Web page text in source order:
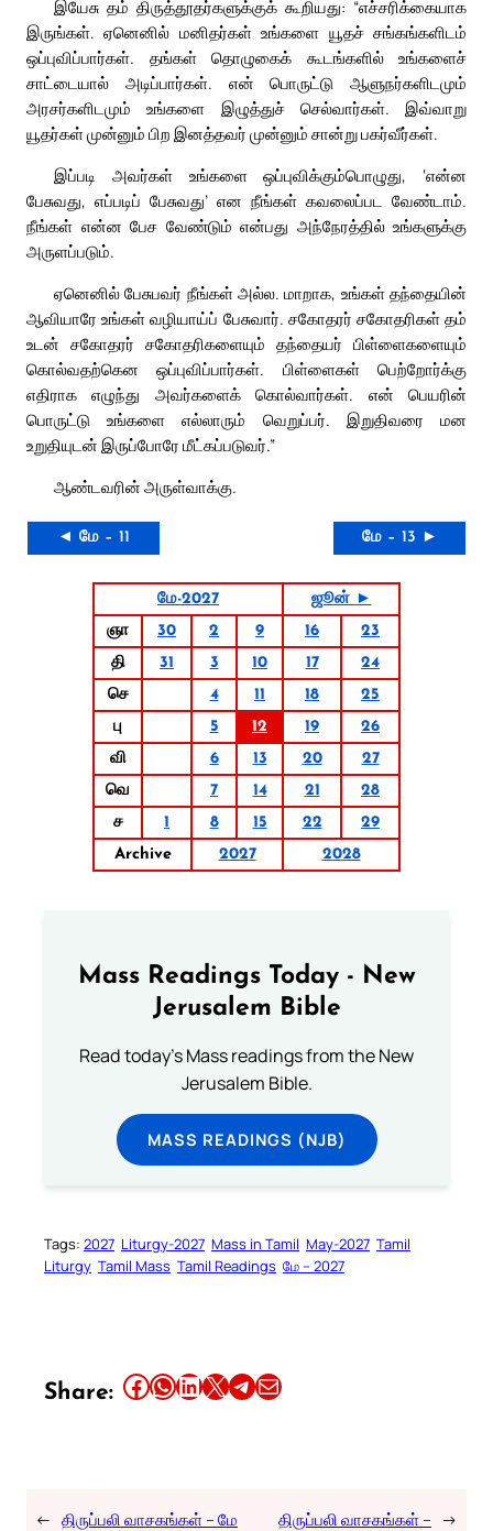
இயேசு தம் திருத்தூதர்களுக்குக் கூறியது: “எச்சரிக்கையாக
இருங்கள். ஏனெனில் மனிதர்கள் உங்களை யூதச் சங்கங்களிடம்
ஒப்புவிப்பார்கள். தங்கள் தொழுகைக் கூடங்களில் உங்களைச்
சாட்டையால் அடிப்பார்கள். என் பொருட்டு ஆளுநர்களிடமும்
அரசர்களிடமும் உங்களை இழுத்துச் செல்வார்கள். இவ்வாறு
யூதர்கள் முன்னும் பிற இனத்தவர் முன்னும் சான்று பகர்வீர்கள்.
இப்படி அவர்கள் உங்களை ஒப்புவிக்கும்பொழுது, ‘என்ன
பேசுவது, எப்படிப் பேசுவது’ என நீங்கள் கவலைப்பட வேண்டாம்.
நீங்கள் என்ன பேச வேண்டும் என்பது அந்நேரத்தில் உங்களுக்கு
அருளப்படும்.
ஏனெனில் பேசுபவர் நீங்கள் அல்ல. மாறாக, உங்கள் தந்தையின்
ஆவியாரே உங்கள் வழியாய்ப் பேசுவார். சகோதரர் சகோதரிகள் தம்
உடன் சகோதரர் சகோதரிகளையும் தந்தையர் பிள்ளைகளையும்
கொல்வதற்கென ஒப்புவிப்பார்கள். பிள்ளைகள் பெற்றோர்க்கு
எதிராக எழுந்து அவர்களைக் கொல்வார்கள். என் பெயரின்
பொருட்டு உங்களை எல்லாரும் வெறுப்பர். இறுதிவரை மன
உறுதியுடன் இருப்போரே மீட்கப்படுவர்.”
ஆண்டவரின் அருள்வாக்கு.
◄ மே – 11 மே – 13 ►
மே-2027
ஜூன் ►
ஞா
30 2 9 16
23
தி
31 3 10 17
24
செ
4 11 18
25
பு
5 12 19
26
வி
6 13 20
27
வெ
7 14 21
28
ச
1 8 15 22
29
Archive
2027 2028
Mass Readings Today - New
Jerusalem Bible
Read today's Mass readings from the New
Jerusalem Bible.
MASS READINGS (NJB)
Tags: 2027 Liturgy-2027 Mass in Tamil May-2027 Tamil
Liturgy Tamil Mass Tamil Readings மே – 2027
Share: Share this article on Facebook Share this article on WhatsApp Share this article on LinkedIn Share this article on X Share this article on TelegramEmail this Article
← திருப்பலி வாசகங்கள் – மே
திருப்பலி வாசகங்கள் – →